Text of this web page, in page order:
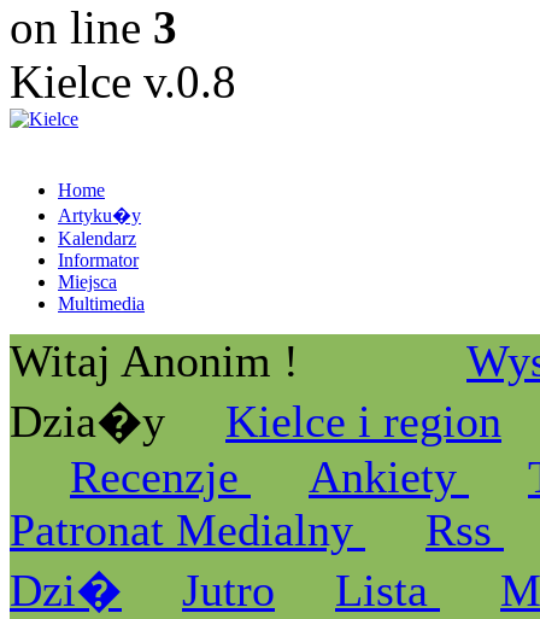
on line 3
Kielce v.0.8
Home
Artyku�y
Kalendarz
Informator
Miejsca
Multimedia
Witaj Anonim !
Dzia�y
Kielce i region
Recenzje
Ankiety
Patronat Medialny
Rss
Dzi�
Jutro Lista